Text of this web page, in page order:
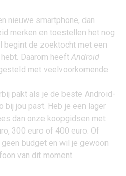
nieuwe smartphone, dan
merken en toestellen het nog
begint de zoektocht met een
Daarom heeft Android
met veelvoorkomende
pakt als je de beste Android-
bij jou past. Heb je een lager
dan onze koopgidsen met
, 300 euro of 400 euro. Of
budget en wil je gewoon
van dit moment.